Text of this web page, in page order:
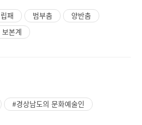
패 범부춤
양반춤
보본계
#경상남도의 문화예술인